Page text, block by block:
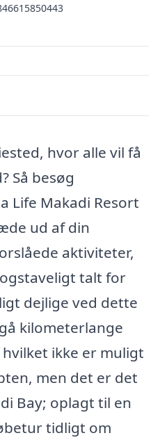
hvor alle vil få
Så besøg
Life Makadi Resort
ud af din
aktiviteter,
talt for
dejlige ved dette
kilometerlange
ikke er muligt
men det er det
Bay; oplagt til en
tidligt om